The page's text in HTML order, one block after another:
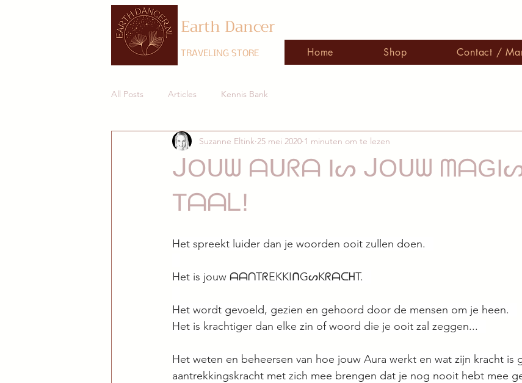
Earth Dancer
TRAVELING STORE Home Shop Contact /
All Posts Articles Kennis Bank
ᒍOᑌᗯ ᗩᑌᖇᗩ Iᔕ ᒍOᑌᗯ
Tᗩᗩᒪ!⠀
Suzanne Eltink 25 mei 2020 1 minuten om te lezen
Het spreekt luider dan je woorden ooit zullen doen.⠀
Het is jouw ᗩᗩᑎTᖇEKKIᑎGᔕKᖇᗩᑕᕼT.⠀
Het wordt gevoeld, gezien en gehoord door de mensen om je heen.⠀
Het is krachtiger dan elke zin of woord die je ooit zal zeggen...⠀
Het weten en beheersen van hoe jouw Aura werkt en wat zijn kracht is
aantrekkingskracht met zich mee brengen dat je nog nooit hebt mee